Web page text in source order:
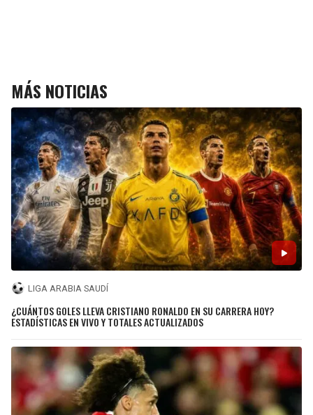
MÁS NOTICIAS
LIGA ARABIA SAUDÍ
¿CUÁNTOS GOLES LLEVA CRISTIANO RONALDO EN SU CARRERA HOY?
ESTADÍSTICAS EN VIVO Y TOTALES ACTUALIZADOS